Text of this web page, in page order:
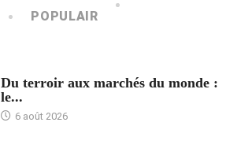
POPULAIR
Du terroir aux marchés du monde :
le...
6 août 2026